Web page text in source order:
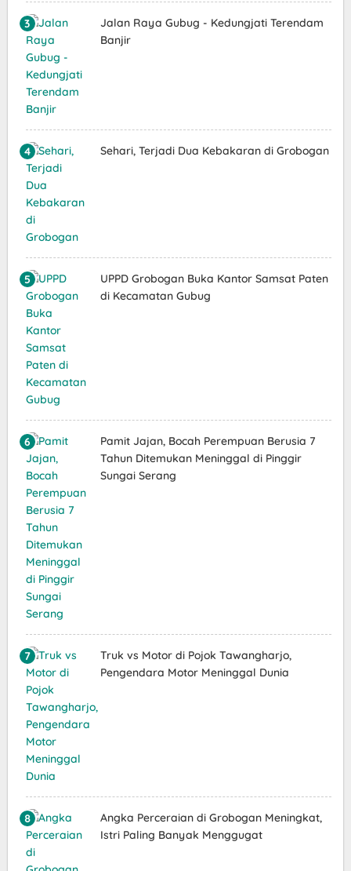
Jalan Raya Gubug - Kedungjati Terendam
Banjir
Sehari, Terjadi Dua Kebakaran di Grobogan
UPPD Grobogan Buka Kantor Samsat Paten
di Kecamatan Gubug
Pamit Jajan, Bocah Perempuan Berusia 7
Tahun Ditemukan Meninggal di Pinggir
Sungai Serang
Truk vs Motor di Pojok Tawangharjo,
Pengendara Motor Meninggal Dunia
Angka Perceraian di Grobogan Meningkat,
Istri Paling Banyak Menggugat